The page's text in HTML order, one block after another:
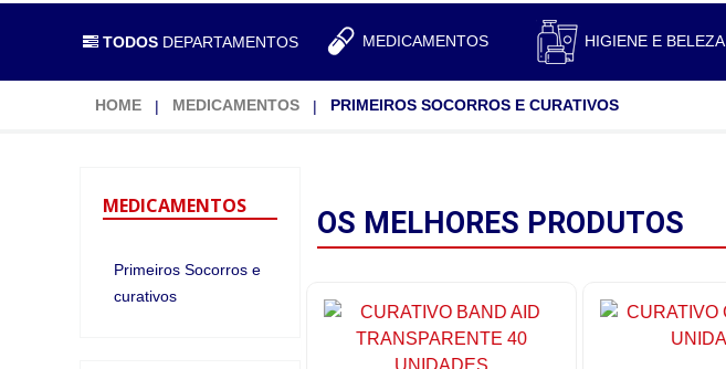
TODOS DEPARTAMENTOS MEDICAMENTOS HIGIENE E BELEZA
HOME MEDICAMENTOS PRIMEIROS SOCORROS E CURATIVOS
MEDICAMENTOS
Primeiros Socorros e
curativos
OS MELHORES PRODUTOS